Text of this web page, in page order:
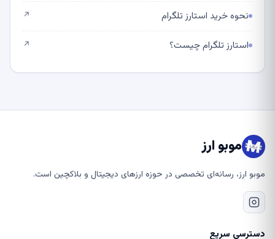
نحوه خرید استارز تلگرام ↗
استارز تلگرام چیست؟ ↗
موبو ارز
موبو ارز، رسانه‌ای تخصصی در حوزه ارزهای دیجیتال و بلاکچین است.
دسترسی سریع